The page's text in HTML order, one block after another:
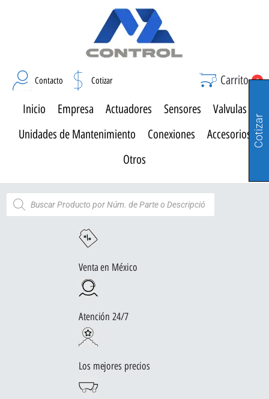
Contacto Cotizar Carrito 0
Inicio Empresa Actuadores Sensores
Valvulas
Unidades de Mantenimiento
Conexiones
Accesorios
Otros
Venta en México
Atención 24/7
Los mejores precios
Cotizar